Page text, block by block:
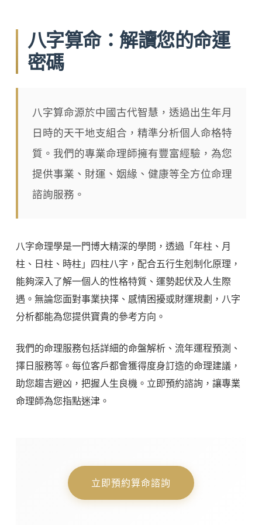
八字算命：解讀您的命運
密碼
八字算命源於中國古代智慧，透過出生年月
日時的天干地支組合，精準分析個人命格特
質。我們的專業命理師擁有豐富經驗，為您
提供事業、財運、姻緣、健康等全方位命理
諮詢服務。
八字命理學是一門博大精深的學問，透過「年柱、月
柱、日柱、時柱」四柱八字，配合五行生剋制化原理，
能夠深入了解一個人的性格特質、運勢起伏及人生際
遇。無論您面對事業抉擇、感情困擾或財運規劃，八字
分析都能為您提供寶貴的參考方向。
我們的命理服務包括詳細的命盤解析、流年運程預測、
擇日服務等。每位客戶都會獲得度身訂造的命理建議，
助您趨吉避凶，把握人生良機。立即預約諮詢，讓專業
命理師為您指點迷津。
立即預約算命諮詢